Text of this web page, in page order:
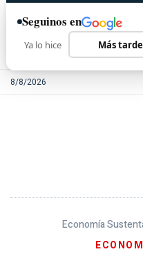
8/8/2026
Economía
Seguinos en
Ya lo hice Más tarde